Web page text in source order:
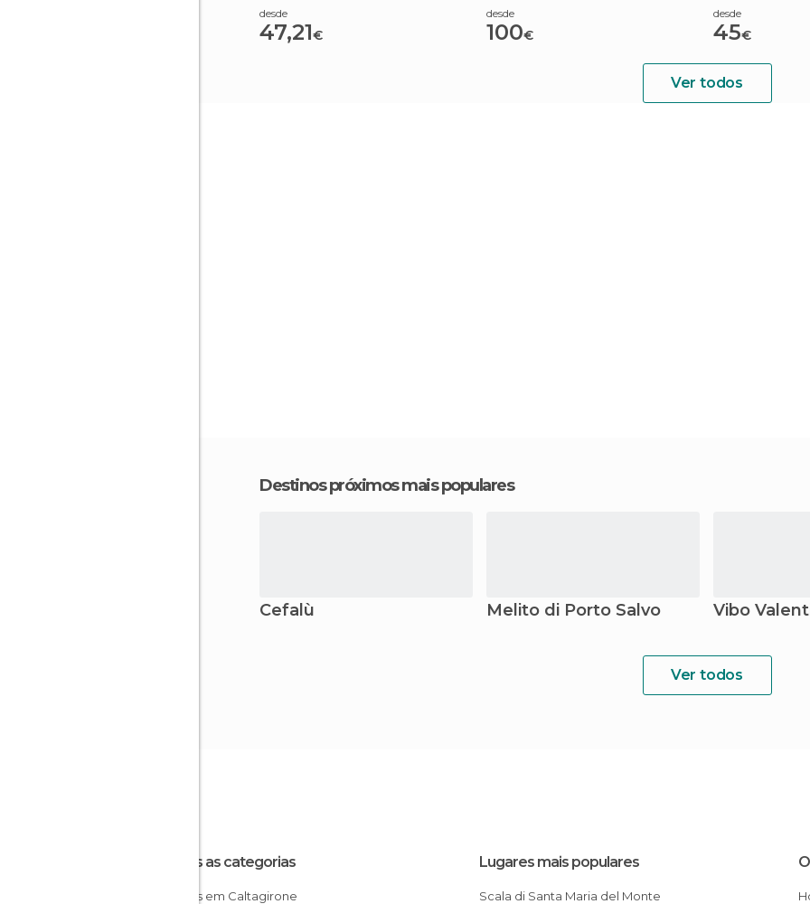
desde
47,21€
desde
100€
desde
45€
Ver todos
Destinos próximos mais populares
Cefalù Melito di Porto Salvo Vibo
Ver todos
Todas as categorias
Aldeias em Caltagirone
Lugares mais populares
Scala di Santa Maria del Monte